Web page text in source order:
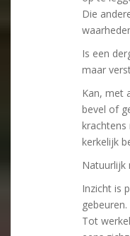
Die
Is een
maar
Kan, met
bevel of
krachtens
kerkelijk
Natuurlijk
Inzicht is
gebeuren.
Tot